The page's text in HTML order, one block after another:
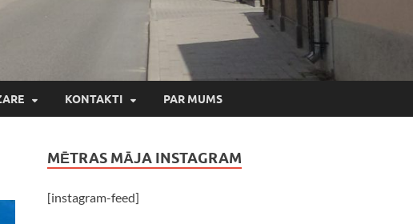
KONTAKTI PAR MUMS
MĒTRAS MĀJA INSTAGRAM
[instagram-feed]